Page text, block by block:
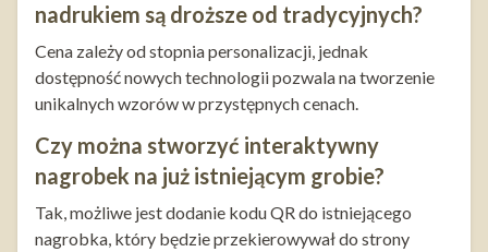
nadrukiem są droższe od tradycyjnych?
Cena zależy od stopnia personalizacji, jednak
dostępność nowych technologii pozwala na tworzenie
unikalnych wzorów w przystępnych cenach.
Czy można stworzyć interaktywny
nagrobek na już istniejącym grobie?
Tak, możliwe jest dodanie kodu QR do istniejącego
nagrobka, który będzie przekierowywał do strony